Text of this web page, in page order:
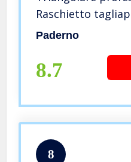
Raschietto
lama in acciaio
Paderno
8.7
8